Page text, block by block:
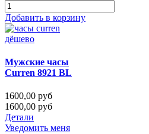
Добавить в корзину
Мужские часы
Curren 8921 BL
1600,00 руб
1600,00 руб
Детали
Уведомить меня